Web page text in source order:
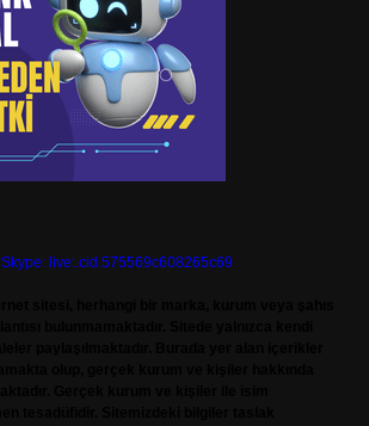
Skype: live:.cid.575569c608265c69